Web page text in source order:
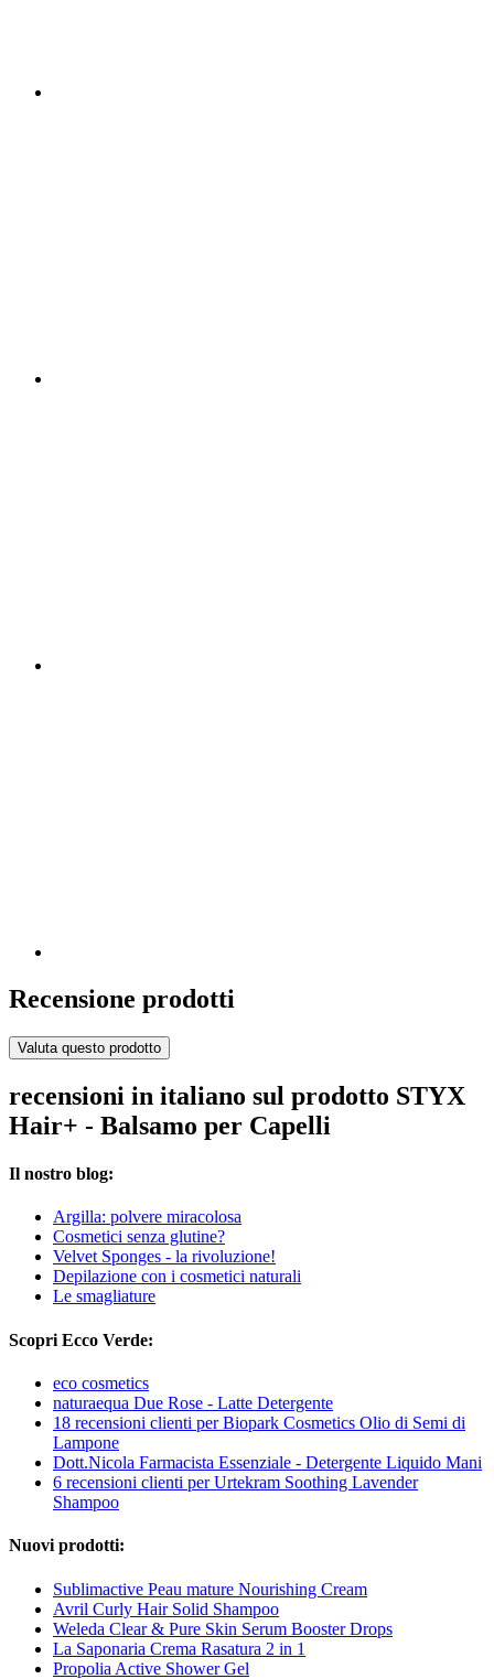
Recensione prodotti
Valuta questo prodotto
recensioni in italiano sul prodotto STYX
Hair+ - Balsamo per Capelli
Il nostro blog:
Argilla: polvere miracolosa
Cosmetici senza glutine?
Velvet Sponges - la rivoluzione!
Depilazione con i cosmetici naturali
Le smagliature
Scopri Ecco Verde:
eco cosmetics
naturaequa Due Rose - Latte Detergente
18 recensioni clienti per Biopark Cosmetics Olio di Semi di
Lampone
Dott.Nicola Farmacista Essenziale - Detergente Liquido Mani
6 recensioni clienti per Urtekram Soothing Lavender
Shampoo
Nuovi prodotti:
Sublimactive Peau mature Nourishing Cream
Avril Curly Hair Solid Shampoo
Weleda Clear & Pure Skin Serum Booster Drops
La Saponaria Crema Rasatura 2 in 1
Propolia Active Shower Gel